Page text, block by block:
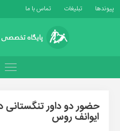
پیوندها تبلیغات تماس با ما
حضور دو داور تنگستانی
ایوانف روس